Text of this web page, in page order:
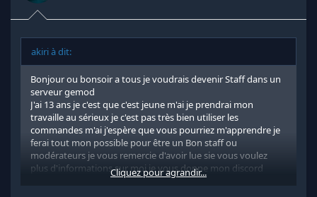
akiri à dit:
Bonjour ou bonsoir a tous je voudrais devenir Staff dans un
serveur gemod
J'ai 13 ans je c'est que c'est jeune m'ai je prendrai mon
travaille au sérieux je c'est pas très bien utiliser les
commandes m'ai j'espère que vous pourriez m'apprendre je
ferai tout mon possible pour être un Bon staff ou
modérateurs je vous remercie d'avoir lue sie vous voulez
plus d'informations sur moi je vous donne mon discord
Cliquez pour agrandir...